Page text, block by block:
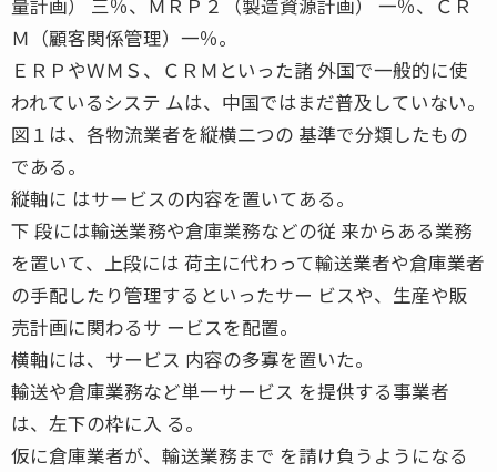
Ｍ（顧客関係管理）一％。
ＥＲＰやＷＭＳ、ＣＲＭといった諸 外国で一般的に使
われているシステ ムは、中国ではまだ普及していない。
図１は、各物流業者を縦横二つの 基準で分類したもの
である。
縦軸に はサービスの内容を置いてある。
下 段には輸送業務や倉庫業務などの従 来からある業務
を置いて、上段には 荷主に代わって輸送業者や倉庫業者
の手配したり管理するといったサー ビスや、生産や販
売計画に関わるサ ービスを配置。
横軸には、サービス 内容の多寡を置いた。
輸送や倉庫業務など単一サービス を提供する事業者
は、左下の枠に入 る。
仮に倉庫業者が、輸送業務まで を請け負うようになる